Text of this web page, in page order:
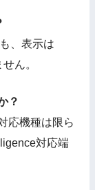
、表示は
ん。
？
応機種は限ら
対応端